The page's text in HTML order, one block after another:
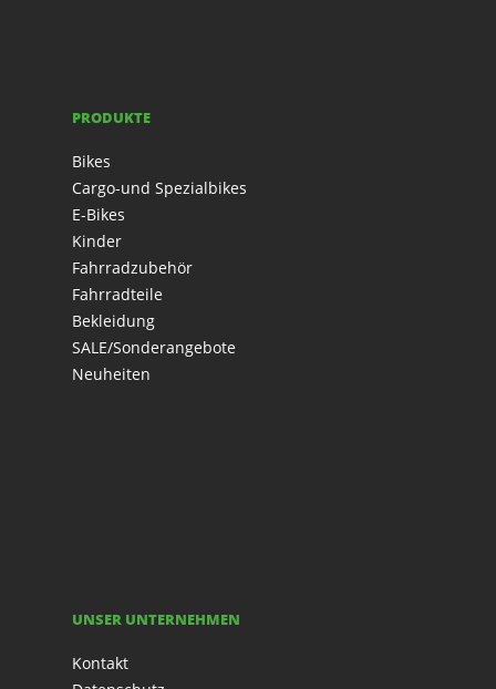
PRODUKTE
Bikes
Cargo-und Spezialbikes
E-Bikes
Kinder
Fahrradzubehör
Fahrradteile
Bekleidung
SALE/Sonderangebote
Neuheiten
UNSER UNTERNEHMEN
Kontakt